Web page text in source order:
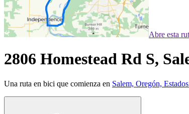
Abre esta
2806 Homestead Rd S,
Una ruta en bici que comienza en Salem, Oregón,